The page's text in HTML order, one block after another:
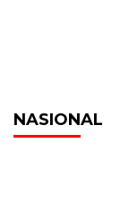
NASIONAL